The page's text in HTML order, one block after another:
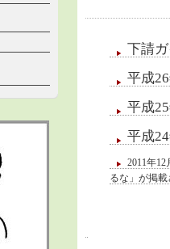
下請
平成
平成
平成
2011年
るな」が掲